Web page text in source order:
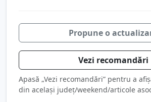
Propune o
Vezi recomandări
Apasă „Vezi recomandări” pentru a
din același județ/weekend/articole